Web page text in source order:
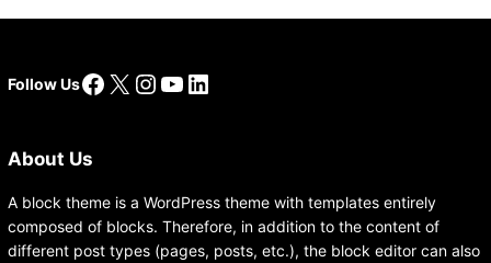
Follow UsFacebook
X Instagram
YouTube
LinkedIn
About Us
A block theme is a WordPress theme with templates entirely
composed of blocks. Therefore, in addition to the content of
different post types (pages, posts, etc.), the block editor can also